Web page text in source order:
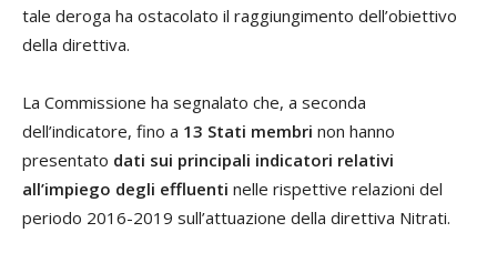
tale deroga ha ostacolato il raggiungimento dell’obiettivo
della direttiva.
La Commissione ha segnalato che, a seconda
dell’indicatore, fino a 13 Stati membri non hanno
presentato dati sui principali indicatori relativi
all’impiego degli effluenti nelle rispettive relazioni del
periodo 2016-2019 sull’attuazione della direttiva Nitrati.